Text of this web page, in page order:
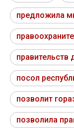
предложила
правительств
посол
позволит
позволила